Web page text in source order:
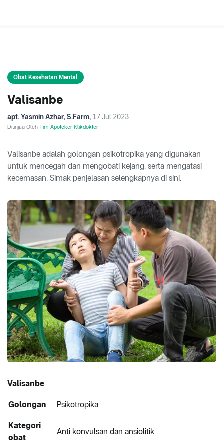
Obat Kesehatan Mental
Valisanbe
apt. Yasmin Azhar, S.Farm, 17 Jul 2023
Ditinjau Oleh Tim Apoteker Klikdokter
Valisanbe adalah golongan psikotropika yang digunakan
untuk mencegah dan mengobati kejang, serta mengatasi
kecemasan. Simak penjelasan selengkapnya di sini.
Valisanbe
Golongan Psikotropika
Kategori
obat
Anti konvulsan dan ansiolitik